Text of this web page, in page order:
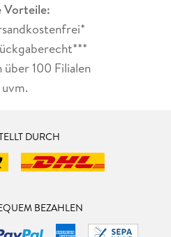
Vorteile:
100 Filialen
uvm.
DURCH
BEZAHLEN